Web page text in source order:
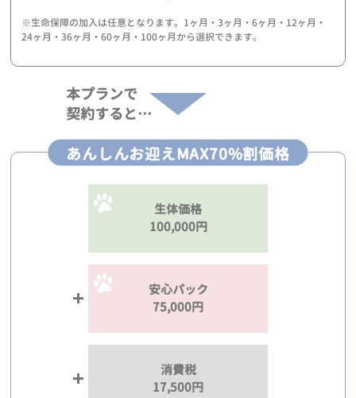
※生命保障の加入は任意となります。1ヶ月・3ヶ月・6ヶ月・12ヶ月・
24ヶ月・36ヶ月・60ヶ月・100ヶ月から選択できます。
本プランで
契約すると…
あんしんお迎えMAX70%割価格
生体価格
100,000円
安心パック
75,000円
消費税
17,500円